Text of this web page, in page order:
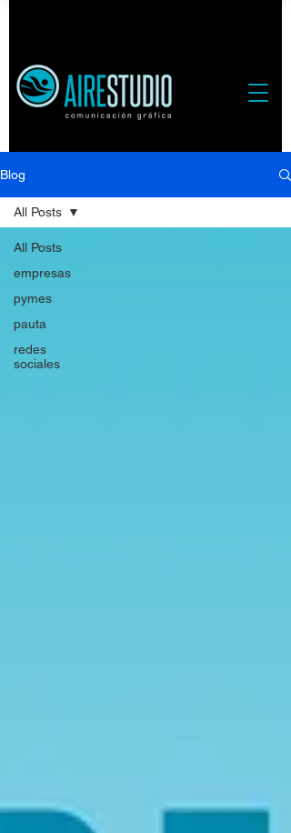
Blog
All Posts
empresas
pymes
pauta
redes
sociales
All Posts